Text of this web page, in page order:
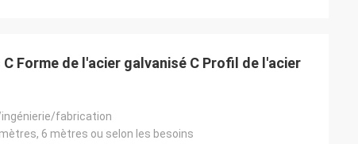
Forme de l'acier galvanisé C Profil de l'acier
fabrication
6 mètres ou selon les besoins